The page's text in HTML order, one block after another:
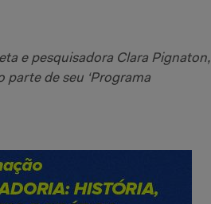
e pesquisadora Clara Pignaton,
parte de seu ‘Programa